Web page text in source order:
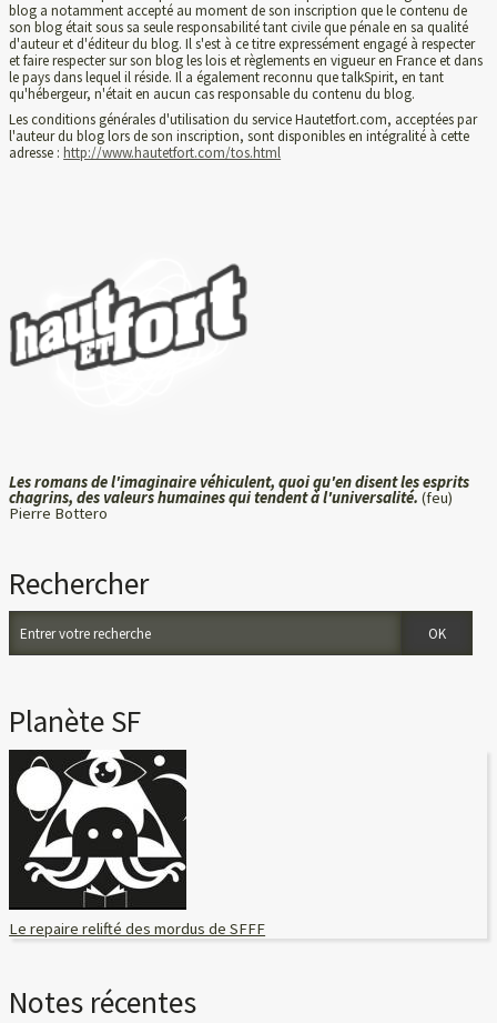
Les romans de l'imaginaire véhiculent, quoi qu'en disent les esprits
chagrins, des valeurs humaines qui tendent à l'universalité. (feu)
Pierre Bottero
Rechercher
Planète SF
Le repaire relifté des mordus de SFFF
Notes récentes
blog a notamment accepté au moment de son inscription que le contenu de
son blog était sous sa seule responsabilité tant civile que pénale en sa qualité
d'auteur et d'éditeur du blog. Il s'est à ce titre expressément engagé à respecter
et faire respecter sur son blog les lois et règlements en vigueur en France et dans
le pays dans lequel il réside. Il a également reconnu que talkSpirit, en tant
qu'hébergeur, n'était en aucun cas responsable du contenu du blog.
Les conditions générales d'utilisation du service Hautetfort.com, acceptées par
l'auteur du blog lors de son inscription, sont disponibles en intégralité à cette
adresse :http://www.hautetfort.com/tos.html